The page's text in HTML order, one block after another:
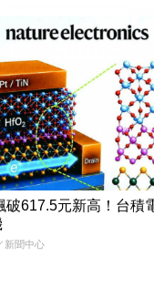
破617.5元新高！台積
新聞中心